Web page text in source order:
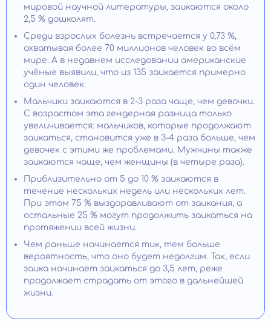
мировой научной литературы, заикаются около
2,5 % дошколят.
Среди взрослых болезнь встречается у 0,73 %,
охватывая более 70 миллионов человек во всём
мире. А в недавнем исследовании американские
учёные выявили, что из 135 заикается примерно
один человек.
Мальчики заикаются в 2-3 раза чаще, чем девочки.
С возрастом эта гендерная разница только
увеличивается: мальчиков, которые продолжают
заикаться, становится уже в 3-4 раза больше, чем
девочек с этими же проблемами. Мужчины также
заикаются чаще, чем женщины (в четыре раза).
Приблизительно от 5 до 10 % заикаются в
течение нескольких недель или нескольких лет.
При этом 75 % выздоравливают от заикания, а
остальные 25 % могут продолжить заикаться на
протяжении всей жизни.
Чем раньше начинается тик, тем больше
вероятность, что оно будет недолгим. Так, если
заика начинает заикаться до 3,5 лет, реже
продолжает страдать от этого в дальнейшей
жизни.